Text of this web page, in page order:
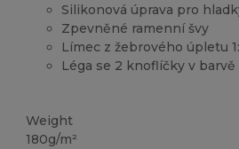
Silikonová úprava pro
Zpevněné ramenní švy
Límec z žebrového úpletu
Léga se 2 knoflíčky v
Weight
180g/m²